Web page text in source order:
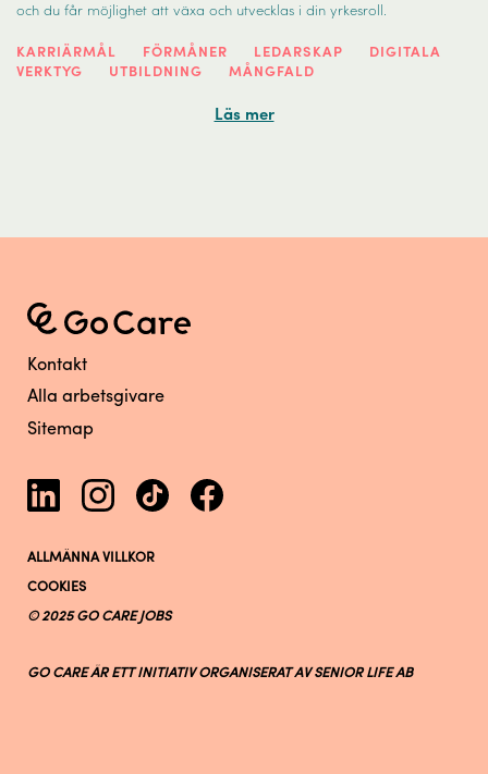
och du får möjlighet att växa och utvecklas i din yrkesroll.
KARRIÄRMÅL FÖRMÅNER LEDARSKAP
DIGITALA
VERKTYG
UTBILDNING MÅNGFALD
Läs mer
Kontakt
Alla arbetsgivare
Sitemap
GO CARE ÄR ETT INITIATIV ORGANISERAT AV SENIOR LIFE AB
© 2025 GO CARE JOBS
ALLMÄNNA VILLKOR
COOKIES